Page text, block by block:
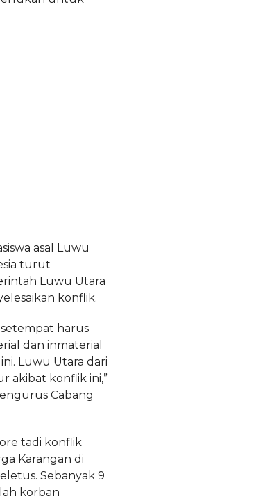
asal Luwu
turut
Luwu Utara
konflik.
harus
dan inmaterial
Luwu Utara dari
akibat konflik ini,”
Cabang
tadi konflik
Karangan di
Sebanyak 9
korban